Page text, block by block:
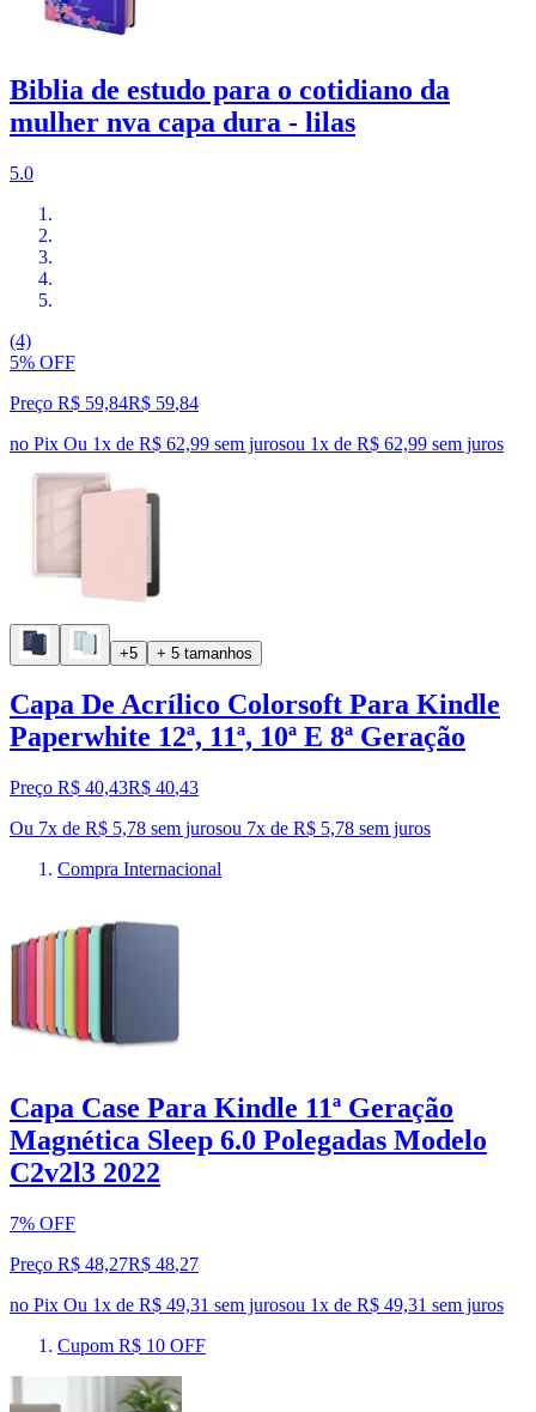
Biblia de estudo para o cotidiano da
mulher nva capa dura - lilas
5.0
(4)
5% OFF
Preço R$ 59,84R$ 59,84
no Pix Ou 1x de R$ 62,99 sem jurosou 1x de R$ 62,99 sem juros
+5 + 5 tamanhos
Capa De Acrílico Colorsoft Para Kindle
Paperwhite 12ª, 11ª, 10ª E 8ª Geração
Preço R$ 40,43R$ 40,43
Ou 7x de R$ 5,78 sem jurosou 7x de R$ 5,78 sem juros
Compra Internacional
Capa Case Para Kindle 11ª Geração
Magnética Sleep 6.0 Polegadas Modelo
C2v2l3 2022
7% OFF
Preço R$ 48,27R$ 48,27
no Pix Ou 1x de R$ 49,31 sem jurosou 1x de R$ 49,31 sem juros
Cupom R$ 10 OFF